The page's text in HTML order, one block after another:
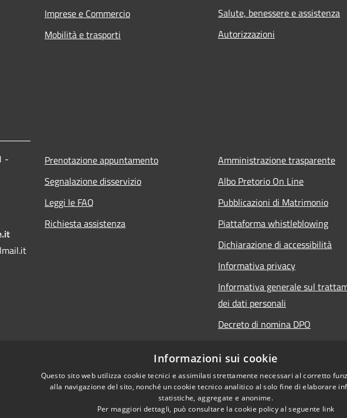
Imprese e Commercio
Mobilità e trasporti
Salute, benessere e assistenza
Autorizzazioni
-
Prenotazione appuntamento
Segnalazione disservizio
Leggi le FAQ
Richiesta assistenza
Amministrazione trasparente
Albo Pretorio On Line
Pubblicazioni di Matrimonio
Piattaforma whistleblowing
Dichiarazione di accessibilità
Informativa privacy
Informativa generale sul
dei dati personali
Decreto di nomina DPO
Note legali
Informazioni sui cookie
Questo sito web utilizza cookie tecnici e assimilati strettamente necessari al corretto
alla navigazione del sito, nonché un cookie tecnico analitico al solo fine di elaborare
statistiche, aggregate e anonime.
Per maggiori dettagli, può consultare la cookie policy al seguente link